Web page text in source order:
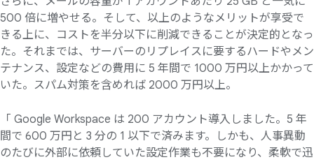
500 倍に増やせる。そして、以上のようなメリットが享受で
きる上に、コストを半分以下に削減できることが決定的となっ
た。それまでは、サーバーのリプレイスに要するハードやメン
テナンス、設定などの費用に 5 年間で 1000 万円以上かかって
いた。スパム対策を含めれば 2000 万円以上。
「 Google Workspace は 200 アカウント導入しました。5 年
間で 600 万円と 3 分の 1 以下で済みます。しかも、人事異動
のたびに外部に依頼していた設定作業も不要になり、柔軟で迅